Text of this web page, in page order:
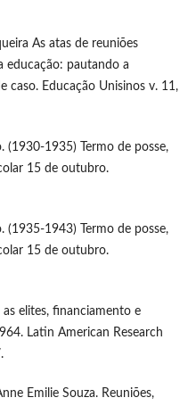
As atas de reuniões
educação: pautando a
caso. Educação Unisinos v. 11,
(1930-1935) Termo de posse,
15 de outubro.
(1935-1943) Termo de posse,
15 de outubro.
elites, financiamento e
Latin American Research
Emilie Souza. Reuniões,